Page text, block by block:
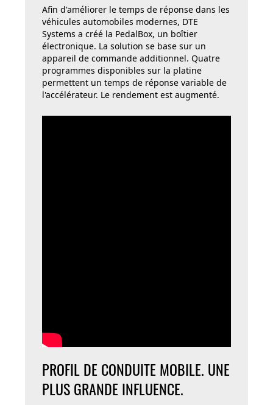
Afin d'améliorer le temps de réponse dans les
véhicules automobiles modernes, DTE
Systems a créé la PedalBox, un boîtier
électronique. La solution se base sur un
appareil de commande additionnel. Quatre
programmes disponibles sur la platine
permettent un temps de réponse variable de
l'accélérateur. Le rendement est augmenté.
PROFIL DE CONDUITE MOBILE. UNE
PLUS GRANDE INFLUENCE.